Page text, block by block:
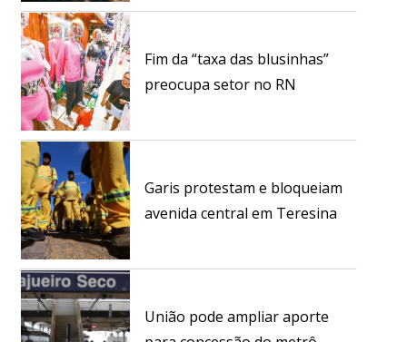
Fim da “taxa das blusinhas”
preocupa setor no RN
Garis protestam e bloqueiam
avenida central em Teresina
União pode ampliar aporte